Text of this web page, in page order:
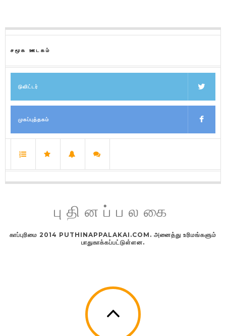
சமூக ஊடகம்
டுவிட்டர்
முகப்புத்தகம்
புதினப்பலகை
காப்புரிமை 2014 PUTHINAPPALAKAI.COM. அனைத்து உரிமங்களும்
பாதுகாக்கப்பட்டுள்ளன.